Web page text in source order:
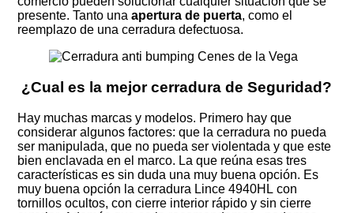
presente. Tanto unaapertura de puerta, como el
reemplazo de una cerradura defectuosa.
¿Cual es la mejor cerradura de Seguridad?
Hay muchas marcas y modelos. Primero hay que
considerar algunos factores: que la cerradura no pueda
ser manipulada, que no pueda ser violentada y que este
bien enclavada en el marco. La que reúna esas tres
características es sin duda una muy buena opción. Es
muy buena opción la cerradura Lince 4940HL con
tornillos ocultos, con cierre interior rápido y sin cierre